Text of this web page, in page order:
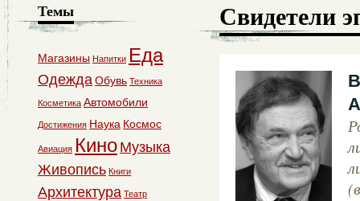
Свидетели
Темы
Магазины Напитки Еда
ОдеждаОбувь Техника
Косметика Автомобили
Достижения Наука Космос
Авиация Кино Музыка
Живопись Книги
Архитектура Театр